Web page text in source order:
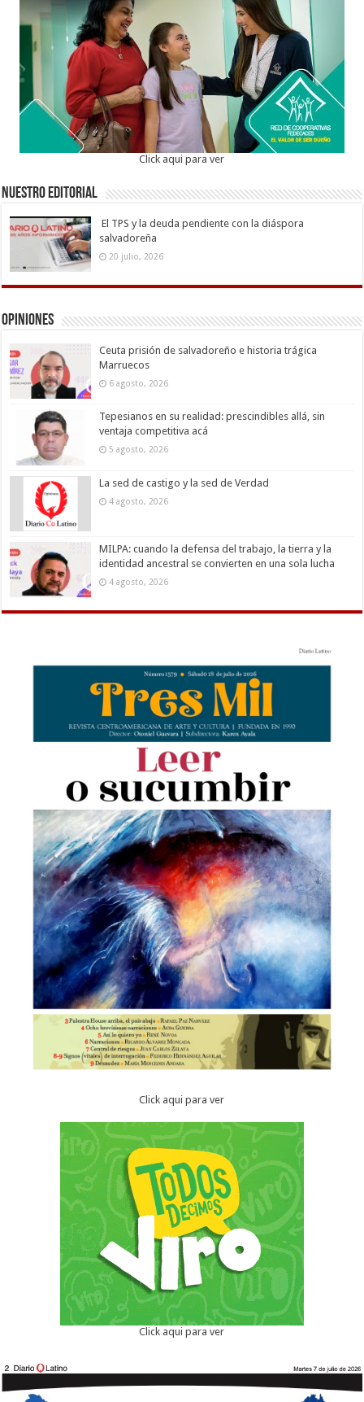
Click aqui para ver
Nuestro Editorial
El TPS y la deuda pendiente con la diáspora
salvadoreña
20 julio, 2026
Opiniones
Ceuta prisión de salvadoreño e historia trágica
Marruecos
6 agosto, 2026
Tepesianos en su realidad: prescindibles allá, sin
ventaja competitiva acá
5 agosto, 2026
La sed de castigo y la sed de Verdad
4 agosto, 2026
MILPA: cuando la defensa del trabajo, la tierra y la
identidad ancestral se convierten en una sola lucha
4 agosto, 2026
Click aqui para ver
Click aqui para ver